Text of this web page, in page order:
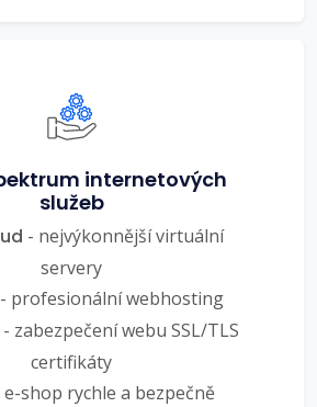
internetových
služeb
- nejvýkonnější virtuální
servery
profesionální webhosting
- zabezpečení webu SSL/TLS
certifikáty
e-shop rychle a bezpečně